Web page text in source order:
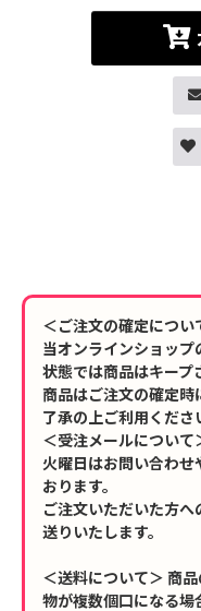
＜ご注文の確定につい
当オンラインショップ
状態では商品はキープ
商品はご注文の確定時
了承の上ご利用くださ
＜受注メールについて
火曜日はお問い合わせ
おります。
ご注文いただいた方
送りいたします。
＜送料について＞ 商
物が複数個口になる場